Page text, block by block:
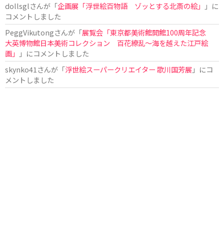
dollsglさんが「企画展「浮世絵百物語 ゾッとする北斎の絵」
」に
コメントしました
PeggVikutongさんが「展覧会「東京都美術館開館100周年記念
大英博物館日本美術コレクション 百花繚乱〜海を越えた江戸絵
画」
」にコメントしました
skynko41さんが「浮世絵スーパークリエイター 歌川国芳展 」にコ
メントしました